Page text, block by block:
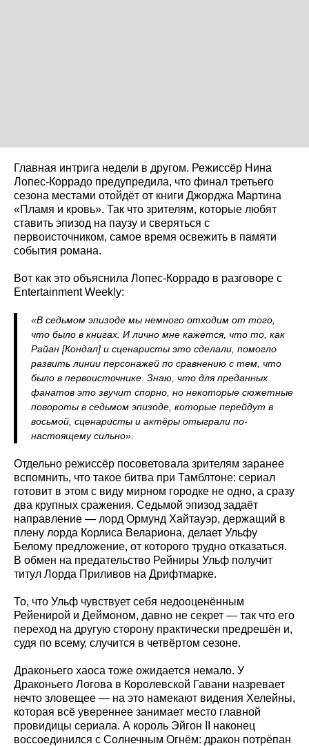
Главная интрига недели в другом. Режиссёр Нина
Лопес-Коррадо предупредила, что финал третьего
сезона местами отойдёт от книги Джорджа Мартина
«Пламя и кровь». Так что зрителям, которые любят
ставить эпизод на паузу и сверяться с
первоисточником, самое время освежить в памяти
события романа.
Вот как это объяснила Лопес-Коррадо в разговоре с
Entertainment Weekly:
«В седьмом эпизоде мы немного отходим от того,
что было в книгах. И лично мне кажется, что то, как
Райан [Кондал] и сценаристы это сделали, помогло
развить линии персонажей по сравнению с тем, что
было в первоисточнике. Знаю, что для преданных
фанатов это звучит спорно, но некоторые сюжетные
повороты в седьмом эпизоде, которые перейдут в
восьмой, сценаристы и актёры отыграли по-
настоящему сильно».
Отдельно режиссёр посоветовала зрителям заранее
вспомнить, что такое битва при Тамблтоне: сериал
готовит в этом с виду мирном городке не одно, а сразу
два крупных сражения. Седьмой эпизод задаёт
направление — лорд Ормунд Хайтауэр, держащий в
плену лорда Корлиса Велариона, делает Ульфу
Белому предложение, от которого трудно отказаться.
В обмен на предательство Рейниры Ульф получит
титул Лорда Приливов на Дрифтмарке.
То, что Ульф чувствует себя недооценённым
Рейенирой и Деймоном, давно не секрет — так что его
переход на другую сторону практически предрешён и,
судя по всему, случится в четвёртом сезоне.
Драконьего хаоса тоже ожидается немало. У
Драконьего Логова в Королевской Гавани назревает
нечто зловещее — на это намекают видения Хелейны,
которая всё увереннее занимает место главной
провидицы сериала. А король Эйгон II наконец
воссоединился с Солнечным Огнём: дракон потрёпан